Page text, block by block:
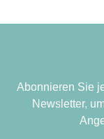
Abonnieren Sie
Newsletter,